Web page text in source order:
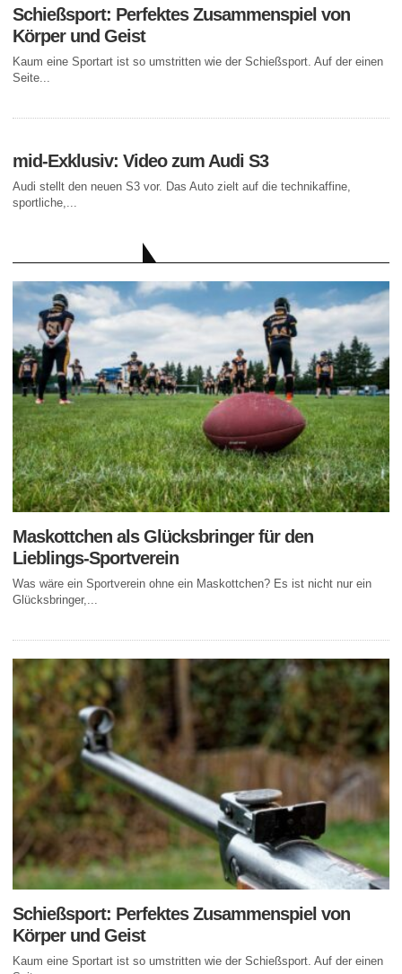
Schießsport: Perfektes Zusammenspiel von
Körper und Geist
Kaum eine Sportart ist so umstritten wie der Schießsport. Auf der einen
Seite...
mid-Exklusiv: Video zum Audi S3
Audi stellt den neuen S3 vor. Das Auto zielt auf die technikaffine,
sportliche,...
Maskottchen als Glücksbringer für den
Lieblings-Sportverein
Was wäre ein Sportverein ohne ein Maskottchen? Es ist nicht nur ein
Glücksbringer,...
Schießsport: Perfektes Zusammenspiel von
Körper und Geist
Kaum eine Sportart ist so umstritten wie der Schießsport. Auf der einen